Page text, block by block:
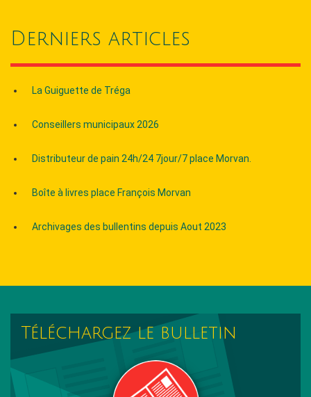
Derniers articles
La Guiguette de Tréga
Conseillers municipaux 2026
Distributeur de pain 24h/24 7jour/7 place Morvan.
Boîte à livres place François Morvan
Archivages des bullentins depuis Aout 2023
Téléchargez le bulletin